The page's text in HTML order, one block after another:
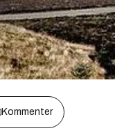
Kommenter